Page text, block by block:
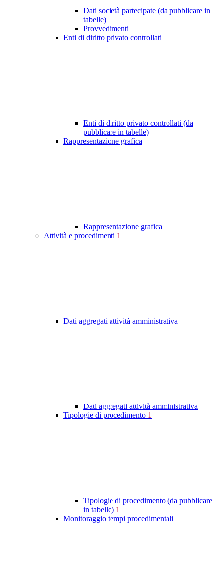
Dati società partecipate (da pubblicare in
tabelle)
Provvedimenti
Enti di diritto privato controllati
Enti di diritto privato controllati (da
pubblicare in tabelle)
Rappresentazione grafica
Rappresentazione grafica
Attività e procedimenti 1
Dati aggregati attività amministrativa
Dati aggregati attività amministrativa
Tipologie di procedimento 1
Tipologie di procedimento (da pubblicare
in tabelle) 1
Monitoraggio tempi procedimentali